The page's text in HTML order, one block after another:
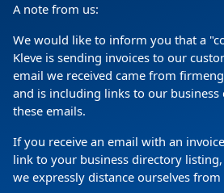
declaration
A note from us:
We would like to inform you that a
Kleve is sending invoices to our
email we received came from
and is including links to our
these emails.
If you receive an email with an
link to your business directory
we expressly distance ourselves from